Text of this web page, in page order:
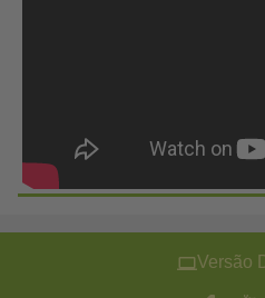
Versão